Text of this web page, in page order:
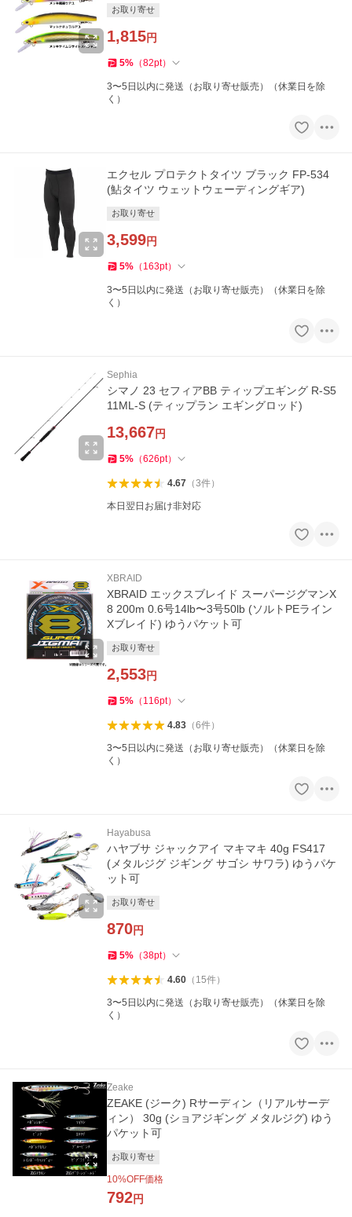
お取り寄せ
1,815円
5% （82pt）
3〜5日以内に発送（お取り寄せ販売）（休業日を除
く）
エクセル プロテクトタイツ ブラック FP-534
(鮎タイツ ウェットウェーディングギア)
お取り寄せ
3,599円
5% （ 163pt）
3〜5日以内に発送（お取り寄せ販売）（休業日を除
く）
Sephia
シマノ 23 セフィアBB ティップエギング R-S5
11ML-S (ティップラン エギングロッド)
13,667円
5% （626pt）
4.67（3件）
本日翌日お届け非対応
XBRAID
XBRAID エックスブレイド スーパージグマンX
8 200m 0.6号14lb〜3号50lb (ソルトPEライン
Xブレイド) ゆうパケット可
お取り寄せ
2,553円
5% （ 116pt）
4.83（6件）
3〜5日以内に発送（お取り寄せ販売）（休業日を除
く）
Hayabusa
ハヤブサ ジャックアイ マキマキ 40g FS417
(メタルジグ ジギング サゴシ サワラ) ゆうパケ
ット可
お取り寄せ
870円
5% （38pt）
4.60（ 15件）
3〜5日以内に発送（お取り寄せ販売）（休業日を除
く）
Zeake
ZEAKE (ジーク) Rサーディン（リアルサーデ
ィン） 30g (ショアジギング メタルジグ) ゆう
パケット可
お取り寄せ
10%OFF価格
792円